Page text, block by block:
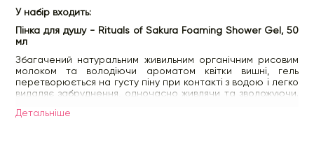
У набір входить:
Пінка для душу - Rituals of Sakura Foaming Shower Gel, 50
мл
Збагачений натуральним живильним органічним рисовим
молоком та володіючи ароматом квітки вишні, гель
перетворюється на густу піну при контакті з водою і легко
видаляє забруднення, одночасно живлячи та зволожуючи.
свіжою, оновленою та неймовірно еластичною. Має
Детальнiше